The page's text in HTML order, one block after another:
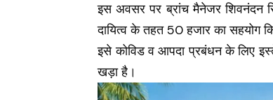
इस अवसर पर ब्रांच मैनेजर शिवनंदन
दायित्व के तहत 50 हजार का सहयोग
इसे कोविड व आपदा प्रबंधन के लिए
खड़ा है।